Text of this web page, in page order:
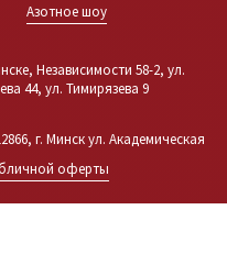
Азотное шоу
Независимости 58-2, ул.
44, ул. Тимирязева 9
г. Минск ул. Академическая
оферты